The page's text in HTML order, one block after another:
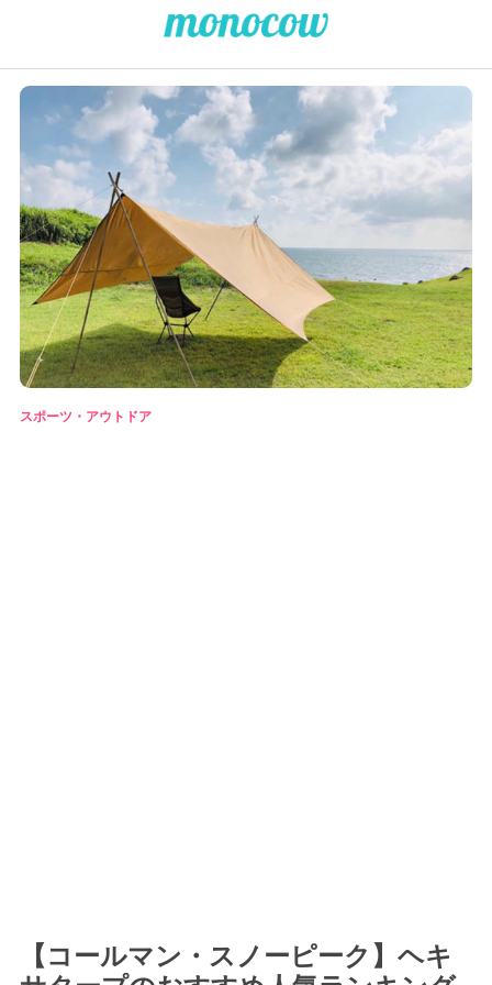
スポーツ・アウトドア
【コールマン・スノーピーク】ヘキ